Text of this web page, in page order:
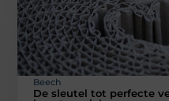
Beech
De sleutel tot perfecte